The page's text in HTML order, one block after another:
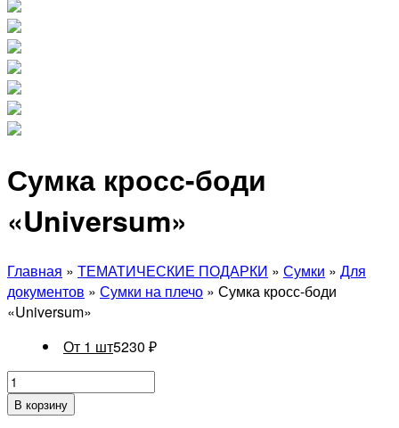
Сумка кросс-боди
«Universum»
Главная » ТЕМАТИЧЕСКИЕ ПОДАРКИ » Сумки » Для
документов » Сумки на плечо » Сумка кросс-боди
«Universum»
От 1 шт5230 ₽
В корзину